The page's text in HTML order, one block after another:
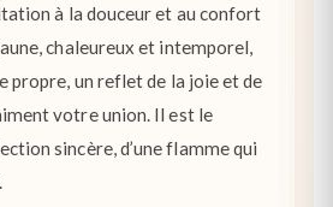
à la douceur et au confort
chaleureux et intemporel,
propre, un reflet de la joie et de
votre union. Il est le
sincère, d’une flamme qui